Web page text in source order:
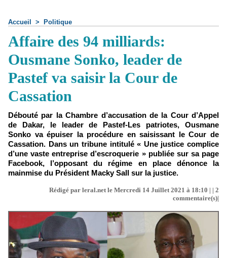
Accueil > Politique
Affaire des 94 milliards:
Ousmane Sonko, leader de
Pastef va saisir la Cour de
Cassation
Débouté par la Chambre d’accusation de la Cour d’Appel
de Dakar, le leader de Pastef-Les patriotes, Ousmane
Sonko va épuiser la procédure en saisissant le Cour de
Cassation. Dans un tribune intitulé « Une justice complice
d’une vaste entreprise d’escroquerie » publiée sur sa page
Facebook, l’opposant du régime en place dénonce la
mainmise du Président Macky Sall sur la justice.
Rédigé par leral.net le Mercredi 14 Juillet 2021 à 18:10 | | 2
commentaire(s)|